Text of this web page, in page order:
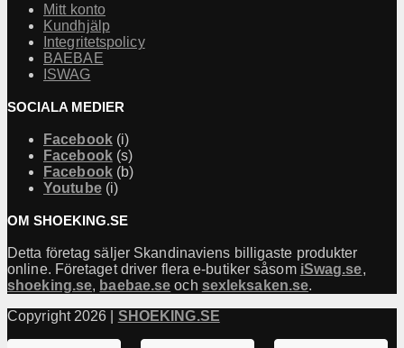
Mitt konto
Kundhjälp
Integritetspolicy
BAEBAE
ISWAG
SOCIALA MEDIER
Facebook(i)
Facebook(s)
Facebook(b)
Youtube(i)
OM SHOEKING.SE
Detta företag säljer Skandinaviens billigaste produkter
online. Företaget driver flera e-butiker såsom iSwag.se,
shoeking.se, baebae.se och sexleksaken.se.
Copyright 2026 | SHOEKING.SE